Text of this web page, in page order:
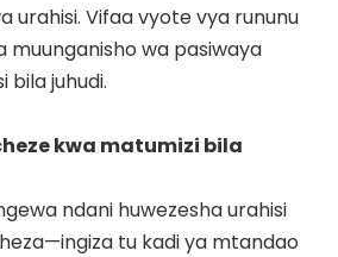
urahisi. Vifaa vyote vya rununu
muunganisho wa pasiwaya
bila juhudi.
kwa matumizi bila
ndani huwezesha urahisi
tu kadi ya mtandao